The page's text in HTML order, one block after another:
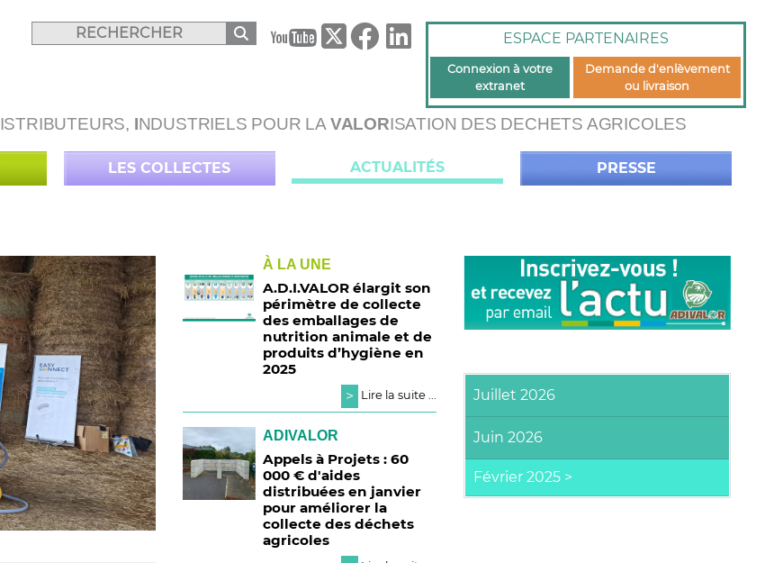
B ESPACE PARTENAIRES
Connexion à votre
extranet
Demande d'enlèvement
ou livraison
ISTRIBUTEURS, INDUSTRIELS POUR LA VALORISATION DES DECHETS AGRICOLES
LES COLLECTES ACTUALITÉS PRESSE
À LA UNE
A.D.I.VALOR élargit son
périmètre de collecte
des emballages de
nutrition animale et de
produits d’hygiène en
2025
>
Lire la suite ...
ADIVALOR
Appels à Projets : 60
000 € d'aides
distribuées en janvier
pour améliorer la
collecte des déchets
agricoles
Juillet 2026
Juin 2026